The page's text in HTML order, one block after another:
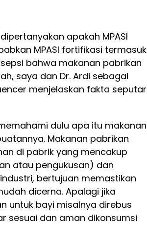
apakah MPASI
MPASI fortifikasi termasuk
bahwa makanan pabrikan
saya dan Dr. Ardi sebagai
menjelaskan fakta seputar
dulu apa itu makanan
Makanan pabrikan
di pabrik yang mencakup
atau pengukusan) dan
bertujuan memastikan
dicerna. Apalagi jika
untuk bayi misalnya direbus
sesuai dan aman dikonsumsi